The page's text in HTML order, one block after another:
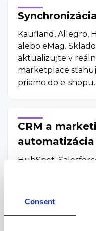
Consent
Kaufland, Allegro,
alebo eMag.
aktualizujte v
marketplace
priamo do e-shopu.
CRM a
automatizácia
HubSpot,
Mailchimp.